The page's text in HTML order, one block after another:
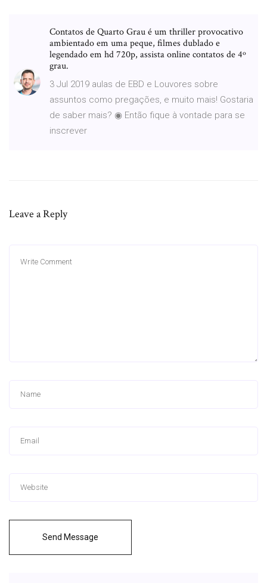
Contatos de Quarto Grau é um thriller provocativo
ambientado em uma peque, filmes dublado e
legendado em hd 720p, assista online contatos de 4º
grau.
3 Jul 2019 aulas de EBD e Louvores sobre
assuntos como pregações, e muito mais! Gostaria
de saber mais? ◉ Então fique à vontade para se
inscrever
Leave a Reply
Send Message